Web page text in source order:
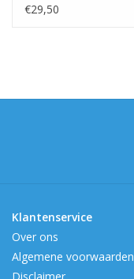
€29,50
Klantenservice
Over ons
Algemene voorwaarden